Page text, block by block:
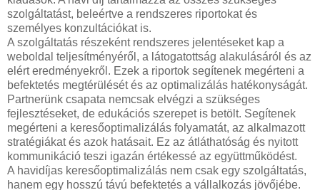
szolgáltatást, beleértve a rendszeres riportokat és
személyes konzultációkat is.
A szolgáltatás részeként rendszeres jelentéseket kap a
weboldal teljesítményéről, a látogatottság alakulásáról és az
elért eredményekről. Ezek a riportok segítenek megérteni a
befektetés megtérülését és az optimalizálás hatékonyságát.
Partnerünk csapata nemcsak elvégzi a szükséges
fejlesztéseket, de edukációs szerepet is betölt. Segítenek
megérteni a keresőoptimalizálás folyamatát, az alkalmazott
stratégiákat és azok hatásait. Ez az átláthatóság és nyitott
kommunikáció teszi igazán értékessé az együttműködést.
A havidíjas keresőoptimalizálás nem csak egy szolgáltatás,
hanem egy hosszú távú befektetés a vállalkozás jövőjébe.